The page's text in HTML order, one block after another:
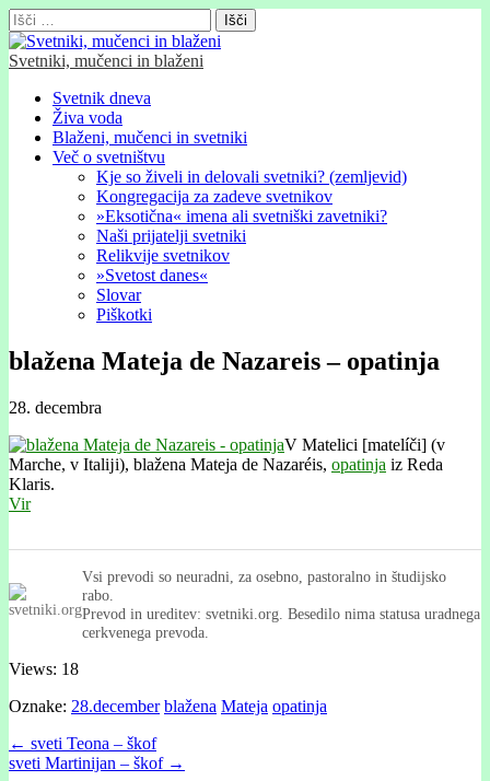
Išči:
Svetniki, mučenci in blaženi
Glavni
meni
Skip
content
Svetnik dneva
Živa voda
Blaženi, mučenci in svetniki
Več o svetništvu
Kje so živeli in delovali svetniki? (zemljevid)
Kongregacija za zadeve svetnikov
»Eksotična« imena ali svetniški zavetniki?
Naši prijatelji svetniki
Relikvije svetnikov
»Svetost danes«
Slovar
Piškotki
blažena Mateja de Nazareis – opatinja
28. decembra
V Matelici [matelíči] (v
Marche, v Italĳi), blažena Mateja de Nazaréis, opatinja iz Reda
Klaris.
Vir
Vsi prevodi so neuradni, za osebno, pastoralno in študijsko
rabo.
Prevod in ureditev: svetniki.org. Besedilo nima statusa uradnega
cerkvenega prevoda.
Views: 18
Oznake: 28.december blažena Mateja opatinja
Post
navigation
← sveti Teona – škof
sveti Martinijan – škof →